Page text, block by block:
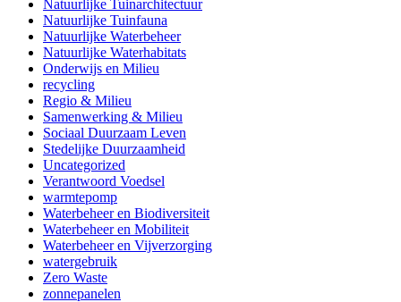
Natuurlijke Tuinarchitectuur
Natuurlijke Tuinfauna
Natuurlijke Waterbeheer
Natuurlijke Waterhabitats
Onderwijs en Milieu
recycling
Regio & Milieu
Samenwerking & Milieu
Sociaal Duurzaam Leven
Stedelijke Duurzaamheid
Uncategorized
Verantwoord Voedsel
warmtepomp
Waterbeheer en Biodiversiteit
Waterbeheer en Mobiliteit
Waterbeheer en Vijverzorging
watergebruik
Zero Waste
zonnepanelen